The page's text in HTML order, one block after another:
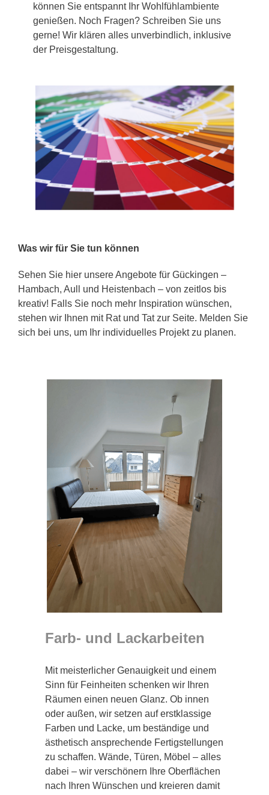
können Sie entspannt Ihr Wohlfühlambiente
genießen. Noch Fragen? Schreiben Sie uns
gerne! Wir klären alles unverbindlich, inklusive
der Preisgestaltung.
Was wir für Sie tun können
Sehen Sie hier unsere Angebote für Gückingen –
Hambach, Aull und Heistenbach – von zeitlos bis
kreativ! Falls Sie noch mehr Inspiration wünschen,
stehen wir Ihnen mit Rat und Tat zur Seite. Melden Sie
sich bei uns, um Ihr individuelles Projekt zu planen.
Farb- und Lackarbeiten
Mit meisterlicher Genauigkeit und einem
Sinn für Feinheiten schenken wir Ihren
Räumen einen neuen Glanz. Ob innen
oder außen, wir setzen auf erstklassige
Farben und Lacke, um beständige und
ästhetisch ansprechende Fertigstellungen
zu schaffen. Wände, Türen, Möbel – alles
dabei – wir verschönern Ihre Oberflächen
nach Ihren Wünschen und kreieren damit